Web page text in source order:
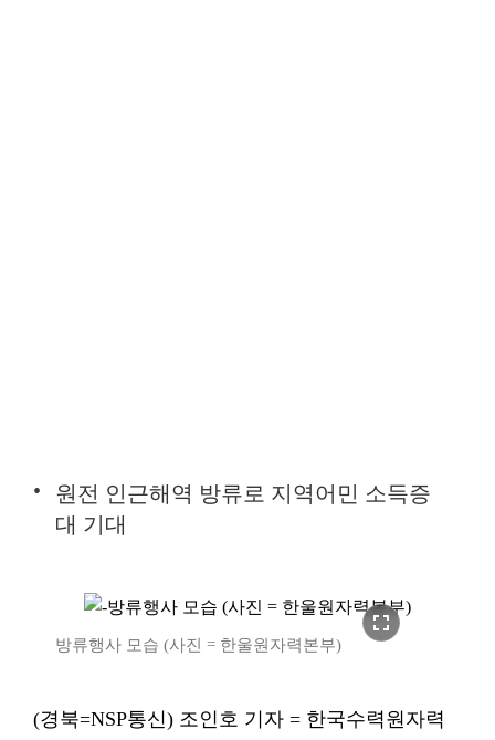
원전 인근해역 방류로 지역어민 소득증
대 기대
fullscreen
방류행사 모습 (사진 = 한울원자력본부)
(경북=NSP통신) 조인호 기자 = 한국수력원자력